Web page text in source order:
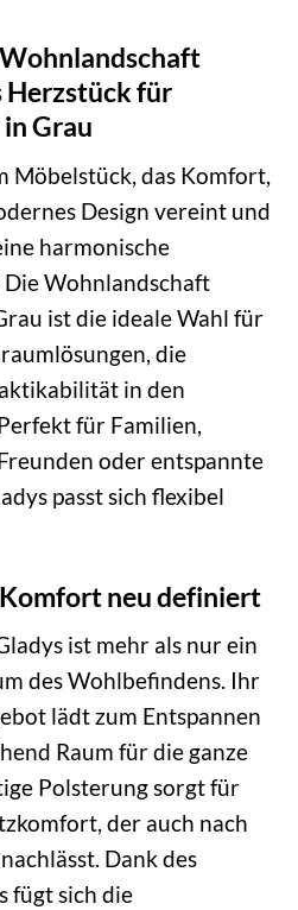
Herzstück für
Grau
Möbelstück, das Komfort,
Design vereint und
harmonische
Wohnlandschaft
ist die ideale Wahl für
die
in den
für Familien,
oder entspannte
passt sich flexibel
neu definiert
ist mehr als nur ein
des Wohlbefindens. Ihr
lädt zum Entspannen
Raum für die ganze
Polsterung sorgt für
der auch nach
Dank des
fügt sich die